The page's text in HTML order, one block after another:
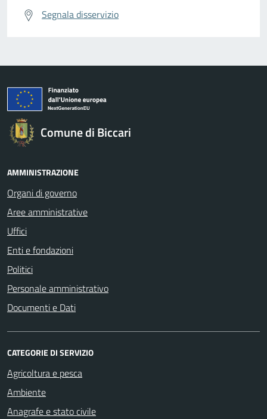
Segnala disservizio
Comune di Biccari
AMMINISTRAZIONE
Organi di governo
Aree amministrative
Uffici
Enti e fondazioni
Politici
Personale amministrativo
Documenti e Dati
CATEGORIE DI SERVIZIO
Agricoltura e pesca
Ambiente
Anagrafe e stato civile